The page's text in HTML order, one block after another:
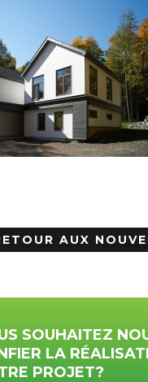
AUX
SOUHAITEZ
LA
PROJET?